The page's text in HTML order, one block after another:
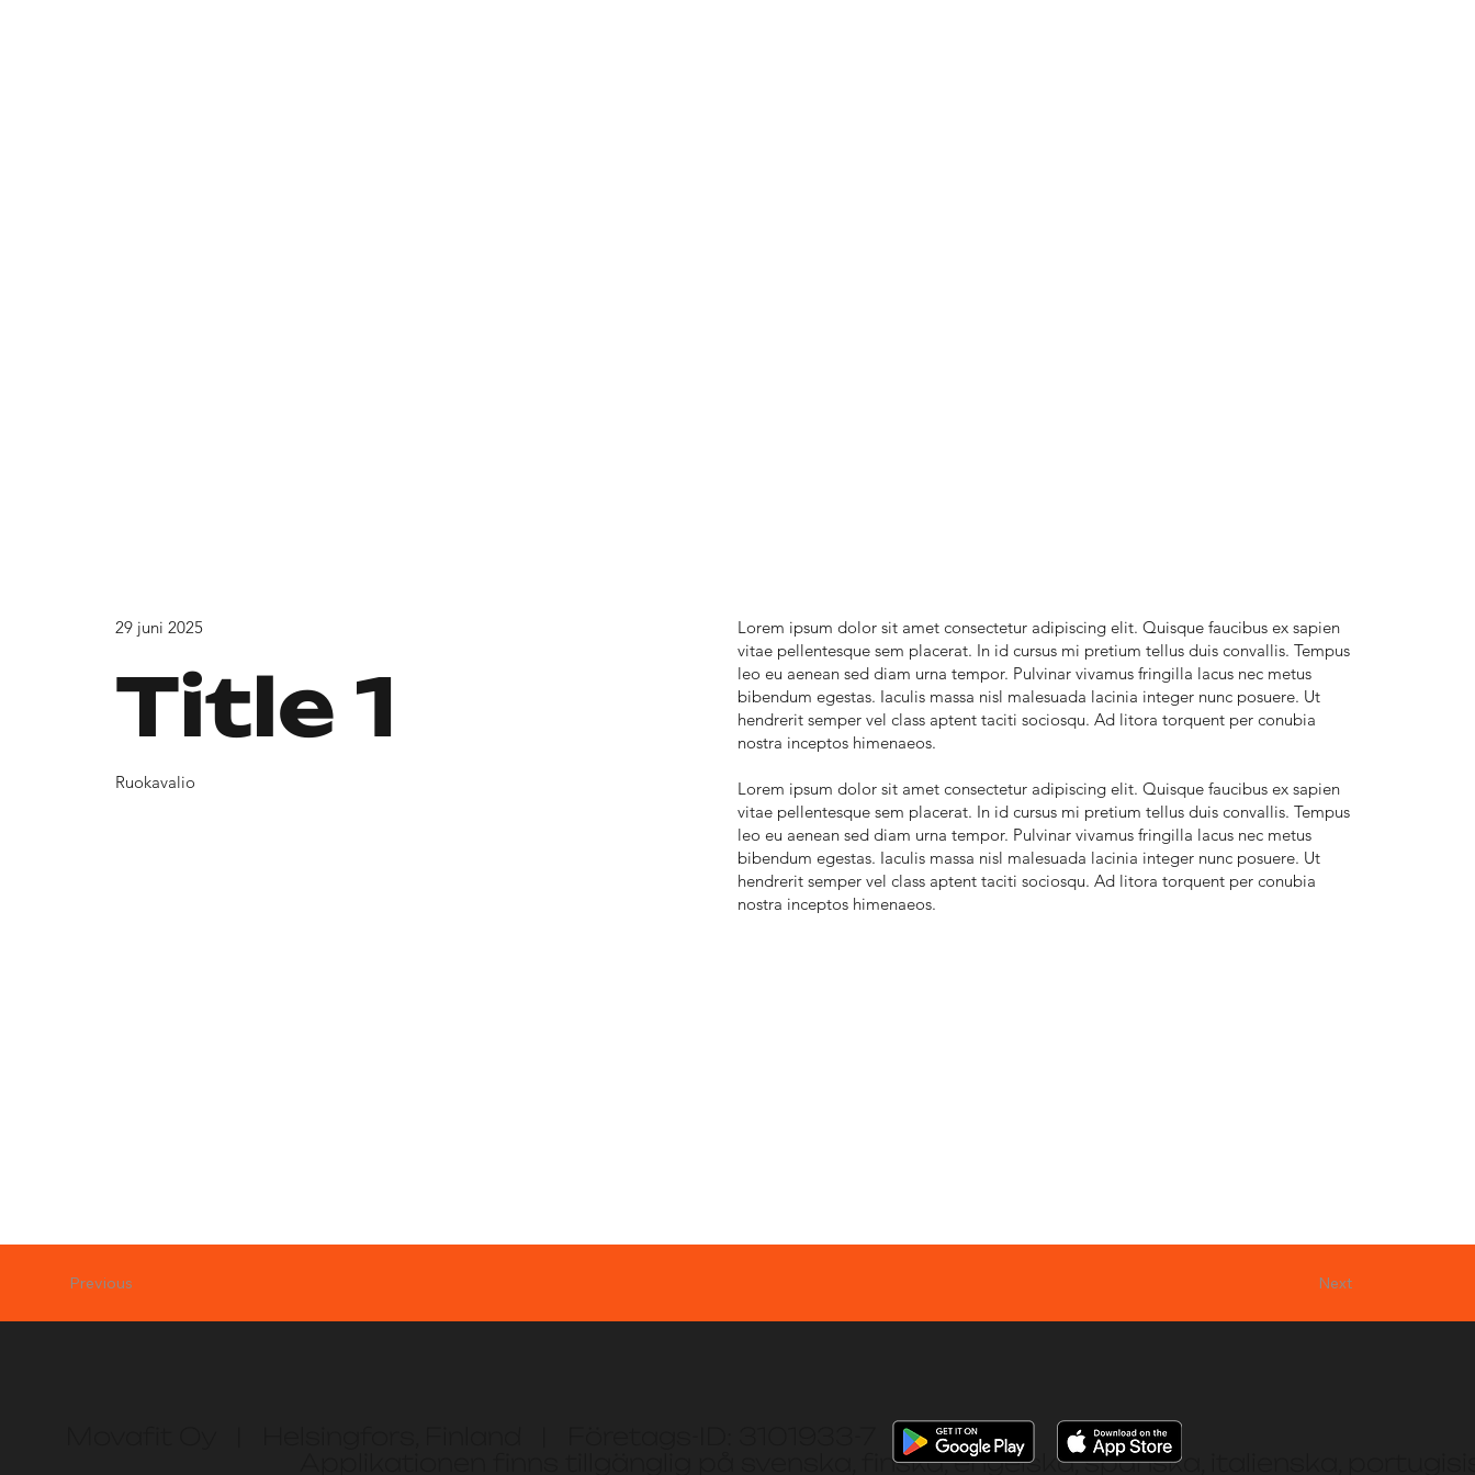
Ruokavalio
Title 1
29 juni 2025
Lorem ipsum dolor sit amet consectetur adipiscing elit. Quisque faucibus ex sapien
vitae pellentesque sem placerat. In id cursus mi pretium tellus duis convallis. Tempus
leo eu aenean sed diam urna tempor. Pulvinar vivamus fringilla lacus nec metus
bibendum egestas. Iaculis massa nisl malesuada lacinia integer nunc posuere. Ut
hendrerit semper vel class aptent taciti sociosqu. Ad litora torquent per conubia
nostra inceptos himenaeos.
Lorem ipsum dolor sit amet consectetur adipiscing elit. Quisque faucibus ex sapien
vitae pellentesque sem placerat. In id cursus mi pretium tellus duis convallis. Tempus
leo eu aenean sed diam urna tempor. Pulvinar vivamus fringilla lacus nec metus
bibendum egestas. Iaculis massa nisl malesuada lacinia integer nunc posuere. Ut
hendrerit semper vel class aptent taciti sociosqu. Ad litora torquent per conubia
nostra inceptos himenaeos.
Previous Next
Applikationen finns tillgänglig på svenska, finska, engelska, spanska, italienska,